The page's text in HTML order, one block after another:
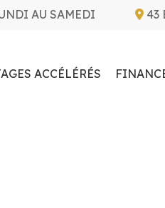
AU SAMEDI 43
ACCÉLÉRÉS